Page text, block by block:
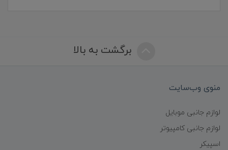
برگشت به بالا
منوی وب‌سایت
لوازم جانبی موبایل
لوازم جانبی کامپیوتر
اسپیکر